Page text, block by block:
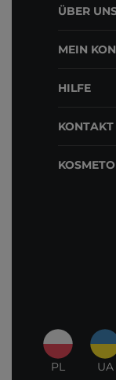
ÜBER
MEIN
HILFE
PL UA